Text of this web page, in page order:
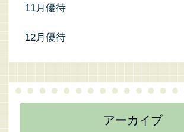
11月優待
12月優待
アーカイブ